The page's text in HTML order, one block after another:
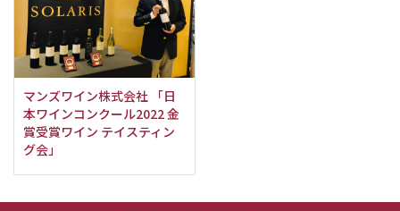
マンズワイン株式会社 「日
本ワインコンクール2022 金
賞受賞ワイン テイスティン
グ会」